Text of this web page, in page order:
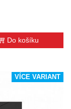
Do košíku
VÍCE VARIANT